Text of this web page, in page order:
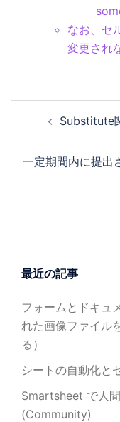
なお、セ
変更され
ナ
ビ
ン
Substitute
一定期間内に提出
最近の記事
フォームとドキュ
れた画像ファイル
る）
シートの自動化と
Smartsheet で人
(Community)